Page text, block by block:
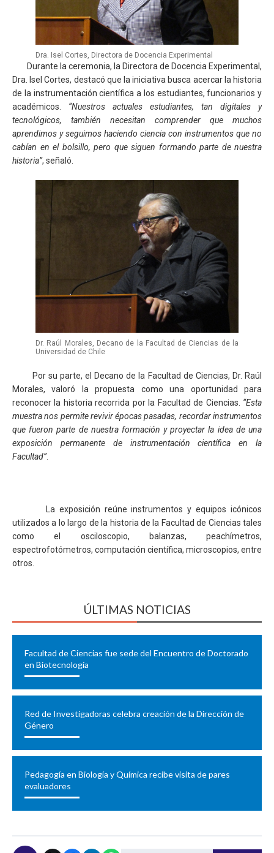
Dra. Isel Cortes, Directora de Docencia Experimental
Durante la ceremonia, la Directora de Docencia Experimental,
Dra. Isel Cortes, destacó que la iniciativa busca acercar la historia
de la instrumentación científica a los estudiantes, funcionarios y
académicos. “Nuestros actuales estudiantes, tan digitales y
tecnológicos, también necesitan comprender que muchos
aprendimos y seguimos haciendo ciencia con instrumentos que no
cabían en el bolsillo, pero que siguen formando parte de nuestra
historia”, señaló.
Dr. Raúl Morales, Decano de la Facultad de Ciencias de la
Universidad de Chile
Por su parte, el Decano de la Facultad de Ciencias, Dr. Raúl
Morales, valoró la propuesta como una oportunidad para
reconocer la historia recorrida por la Facultad de Ciencias. “Esta
muestra nos permite revivir épocas pasadas, recordar instrumentos
que fueron parte de nuestra formación y proyectar la idea de una
exposición permanente de instrumentación científica en la
Facultad”.
La exposición reúne instrumentos y equipos icónicos
utilizados a lo largo de la historia de la Facultad de Ciencias tales
como el osciloscopio, balanzas, peachímetros,
espectrofotómetros, computación científica, microscopios, entre
otros.
ÚLTIMAS NOTICIAS
Facultad de Ciencias fue sede del Encuentro de Doctorado
en Biotecnología
Red de Investigadoras celebra creación de la Dirección de
Género
Pedagogía en Biología y Química recibe visita de pares
evaluadores